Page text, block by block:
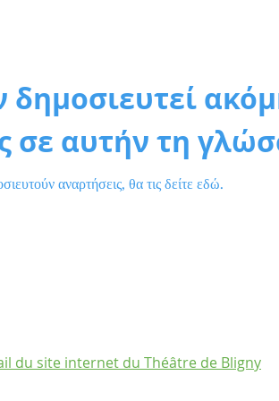
δημοσιευτεί
σε αυτήν τη
αναρτήσεις, θα τις δείτε εδώ.
du site internet du Théâtre de Bligny